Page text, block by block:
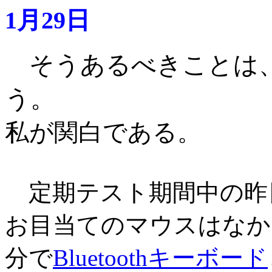
1月29日
そうあるべきことは
う。
私が関白である 。
定期テスト期間中の
お目当てのマウスはな
分でBluetoothキーボード